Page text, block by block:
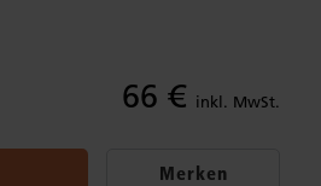
66 € inkl. MwSt.
Merken